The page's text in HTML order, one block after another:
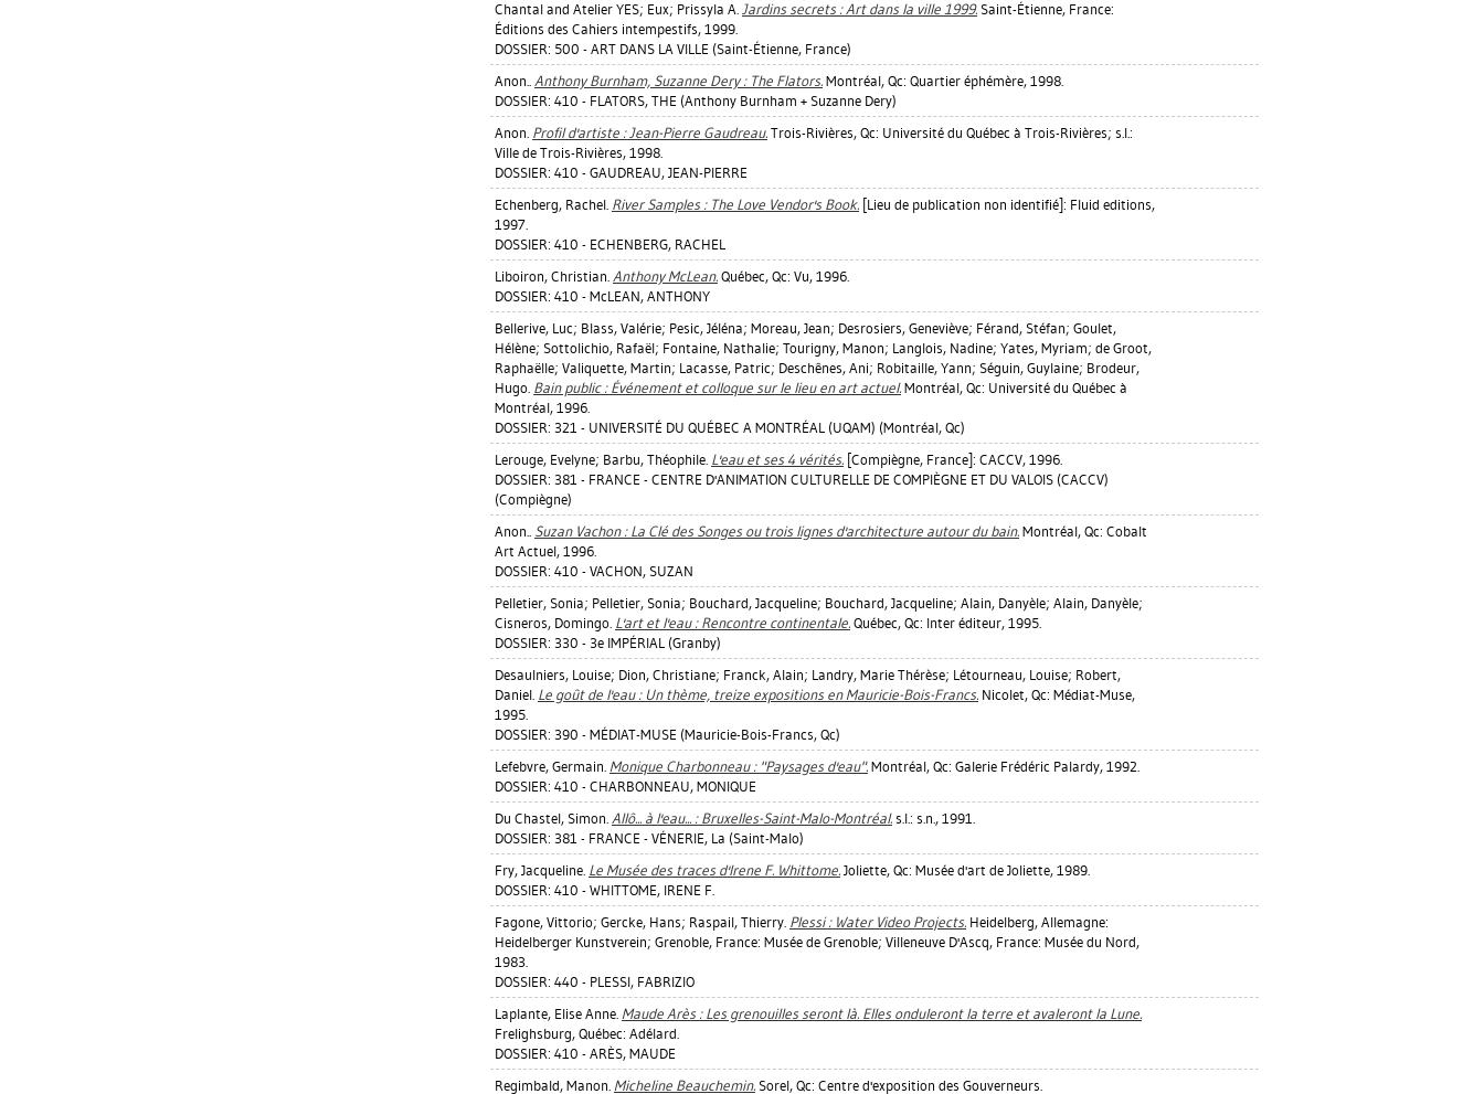
Chantal and Atelier YES; Eux; Prissyla A. Jardins secrets : Art dans la ville 1999. Saint-Étienne, France:
Éditions des Cahiers intempestifs, 1999.
DOSSIER: 500 - ART DANS LA VILLE (Saint-Étienne, France)
Anon.. Anthony Burnham, Suzanne Dery : The Flators. Montréal, Qc: Quartier éphémère, 1998.
DOSSIER: 410 - FLATORS, THE (Anthony Burnham + Suzanne Dery)
Anon. Profil d'artiste : Jean-Pierre Gaudreau. Trois-Rivières, Qc: Université du Québec à Trois-Rivières; s.l.:
Ville de Trois-Rivières, 1998.
DOSSIER: 410 - GAUDREAU, JEAN-PIERRE
Echenberg, Rachel. River Samples : The Love Vendor's Book. [Lieu de publication non identifié]: Fluid editions,
1997.
DOSSIER: 410 - ECHENBERG, RACHEL
Liboiron, Christian. Anthony McLean. Québec, Qc: Vu, 1996.
DOSSIER: 410 - McLEAN, ANTHONY
Bellerive, Luc; Blass, Valérie; Pesic, Jéléna; Moreau, Jean; Desrosiers, Geneviève; Férand, Stéfan; Goulet,
Hélène; Sottolichio, Rafaël; Fontaine, Nathalie; Tourigny, Manon; Langlois, Nadine; Yates, Myriam; de Groot,
Raphaëlle; Valiquette, Martin; Lacasse, Patric; Deschênes, Ani; Robitaille, Yann; Séguin, Guylaine; Brodeur,
Hugo. Bain public : Événement et colloque sur le lieu en art actuel. Montréal, Qc: Université du Québec à
Montréal, 1996.
DOSSIER: 321 - UNIVERSITÉ DU QUÉBEC A MONTRÉAL (UQAM) (Montréal, Qc)
Lerouge, Evelyne; Barbu, Théophile. L'eau et ses 4 vérités. [Compiègne, France]: CACCV, 1996.
DOSSIER: 381 - FRANCE - CENTRE D'ANIMATION CULTURELLE DE COMPIÈGNE ET DU VALOIS (CACCV)
(Compiègne)
Anon.. Suzan Vachon : La Clé des Songes ou trois lignes d'architecture autour du bain. Montréal, Qc: Cobalt
Art Actuel, 1996.
DOSSIER: 410 - VACHON, SUZAN
Pelletier, Sonia; Pelletier, Sonia; Bouchard, Jacqueline; Bouchard, Jacqueline; Alain, Danyèle; Alain, Danyèle;
Cisneros, Domingo. L'art et l'eau : Rencontre continentale. Québec, Qc: Inter éditeur, 1995.
DOSSIER: 330 - 3e IMPÉRIAL (Granby)
Desaulniers, Louise; Dion, Christiane; Franck, Alain; Landry, Marie Thérèse; Létourneau, Louise; Robert,
Daniel. Le goût de l'eau : Un thème, treize expositions en Mauricie-Bois-Francs. Nicolet, Qc: Médiat-Muse,
1995.
DOSSIER: 390 - MÉDIAT-MUSE (Mauricie-Bois-Francs, Qc)
Lefebvre, Germain. Monique Charbonneau : "Paysages d'eau". Montréal, Qc: Galerie Frédéric Palardy, 1992.
DOSSIER: 410 - CHARBONNEAU, MONIQUE
Du Chastel, Simon. Allô... à l'eau... : Bruxelles-Saint-Malo-Montréal. s.l.: s.n., 1991.
DOSSIER: 381 - FRANCE - VÉNERIE, La (Saint-Malo)
Fry, Jacqueline. Le Musée des traces d'Irene F. Whittome. Joliette, Qc: Musée d'art de Joliette, 1989.
DOSSIER: 410 - WHITTOME, IRENE F.
Fagone, Vittorio; Gercke, Hans; Raspail, Thierry. Plessi : Water Video Projects. Heidelberg, Allemagne:
Heidelberger Kunstverein; Grenoble, France: Musée de Grenoble; Villeneuve D'Ascq, France: Musée du Nord,
1983.
DOSSIER: 440 - PLESSI, FABRIZIO
Laplante, Elise Anne. Maude Arès : Les grenouilles seront là. Elles onduleront la terre et avaleront la Lune.
Frelighsburg, Québec: Adélard.
DOSSIER: 410 - ARÈS, MAUDE
Regimbald, Manon. Micheline Beauchemin. Sorel, Qc: Centre d'exposition des Gouverneurs.